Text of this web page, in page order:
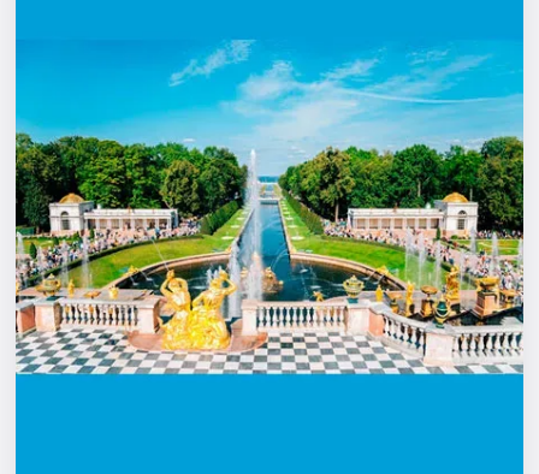
Города
Площадки
Артисты
Рейтинги